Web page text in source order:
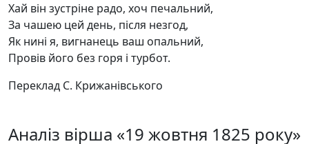
Хай він зустріне радо, хоч печальний,
За чашею цей день, після незгод,
Як нині я, вигнанець ваш опальний,
Провів його без горя і турбот.
Переклад С. Крижанівського
Аналіз вірша «19 жовтня 1825 року»